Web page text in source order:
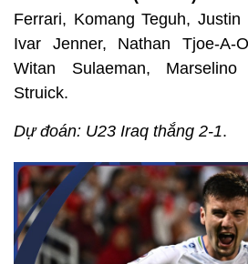
Ferrari, Komang Teguh,
Ivar Jenner, Nathan Tjoe-A-
Witan Sulaeman, Marselino
Struick.
Dự đoán: U23 Iraq thắng 2-1.